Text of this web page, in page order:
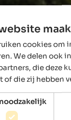
cookies om
We delen ook
die deze
of die zij hebben